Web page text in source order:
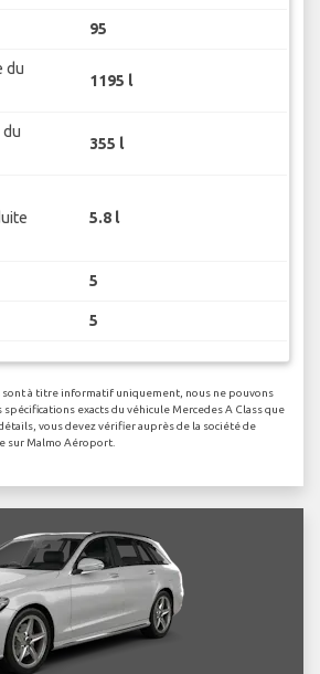
95
du
1195 l
du
355 l
5.8 l
5
5
sont à titre informatif uniquement, nous ne pouvons
exacts du véhicule Mercedes A Class que
vous devez vérifier auprès de la société de
sur Malmo Aéroport.